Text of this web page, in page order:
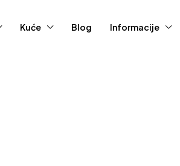
Kuće Blog Informacije